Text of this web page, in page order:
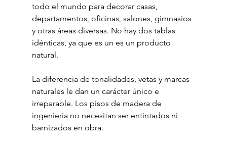
todo el mundo para decorar casas,
departamentos, oficinas, salones, gimnasios
y otras áreas diversas. No hay dos tablas
idénticas, ya que es un es un producto
natural.
La diferencia de tonalidades, vetas y marcas
naturales le dan un carácter único e
irreparable. Los pisos de madera de
ingeniería no necesitan ser entintados ni
barnizados en obra.